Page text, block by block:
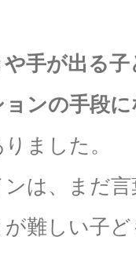
や手が出る子
ンの手段に
ました。
は、まだ言
難しい子ど